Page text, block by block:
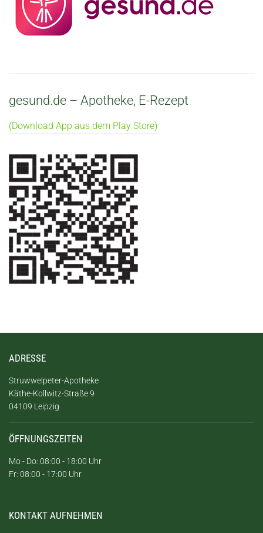
gesund.de – Apotheke, E-Rezept
(Download App aus dem Play Store)
ADRESSE
Struwwelpeter-Apotheke
Käthe-Kollwitz-Straße 9
04109 Leipzig
ÖFFNUNGSZEITEN
Mo - Do: 08:00 - 18:00 Uhr
Fr: 08:00 - 17:00 Uhr
KONTAKT AUFNEHMEN